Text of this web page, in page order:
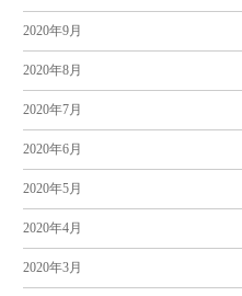
2020年9月
2020年8月
2020年7月
2020年6月
2020年5月
2020年4月
2020年3月